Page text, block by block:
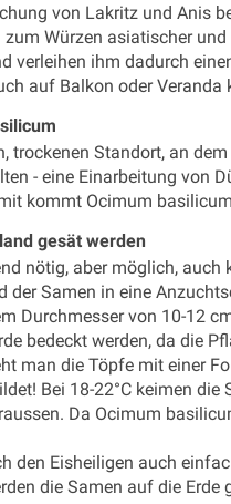
von Lakritz und Anis
Würzen asiatischer
verleihen ihm dadurch
auf Balkon oder Veranda
Standort, an
- eine Einarbeitung von
kommt Ocimum
gesät werden
nötig, aber möglich,
der Samen in eine
Durchmesser von 10-12
bedeckt werden, da die
man die Töpfe mit einer
Bei 18-22°C keimen
Da Ocimum
den Eisheiligen auch
die Samen auf die